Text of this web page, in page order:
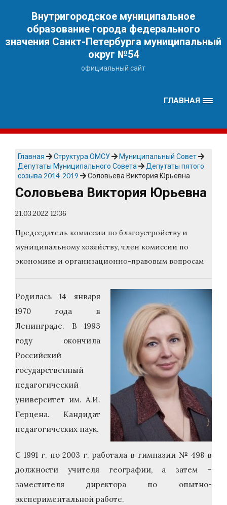
Внутригородское муниципальное
образование города федерального
значения Санкт-Петербурга муниципальный
округ №54
официальный сайт
ГЛАВНАЯ
Главная Структура ОМСУ
Муниципальный Совет
Депутаты Муниципального Совета
Депутаты пятого
созыва 2014-2019
Соловьева Виктория Юрьевна
Соловьева Виктория Юрьевна
21.03.2022 12:36
Председатель комиссии по благоустройству и
муниципальному хозяйству, член комиссии по
экономике и организационно-правовым вопросам
Родилась 14 января
1970 года в
Ленинграде. В 1993
году окончила
Российский
государственный
педагогический
университет им. А.И.
Герцена. Кандидат
педагогических наук.
С 1991 г. по 2003 г. работала в гимназии № 498 в
должности учителя географии, а затем –
заместителя директора по опытно-
экспериментальной работе.